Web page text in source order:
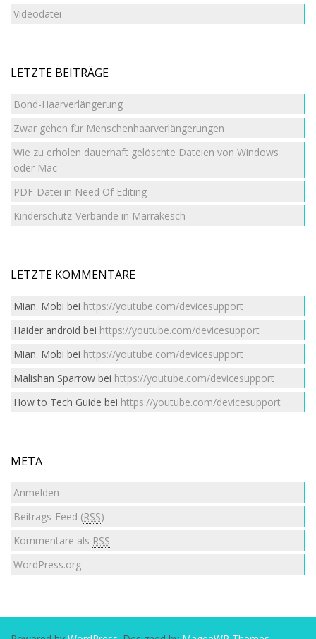
Videodatei
LETZTE BEITRÄGE
Bond-Haarverlängerung
Zwar gehen für Menschenhaarverlängerungen
Wie zu erholen dauerhaft gelöschte Dateien von Windows
oder Mac
PDF-Datei in Need Of Editing
Kinderschutz-Verbände in Marrakesch
LETZTE KOMMENTARE
Mian. Mobi bei https://youtube.com/devicesupport
Haider android bei https://youtube.com/devicesupport
Mian. Mobi bei https://youtube.com/devicesupport
Malishan Sparrowbei https://youtube.com/devicesupport
How to Tech Guide bei https://youtube.com/devicesupport
META
Anmelden
Beitrags-Feed (RSS)
Kommentare als RSS
WordPress.org